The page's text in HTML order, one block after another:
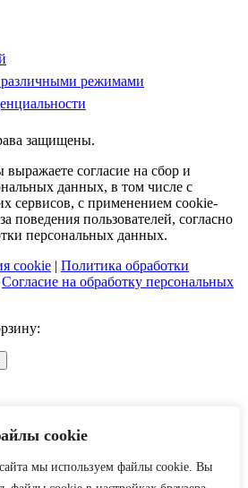
cookie
мы используем файлы cookie. Вы
режимами
защищены.
выражаете согласие на сбор и
данных, в том числе с
сервисов, с применением cookie-
поведения пользователей, согласно
персональных данных.
cookie | Политика обработки
Согласие на обработку персональных